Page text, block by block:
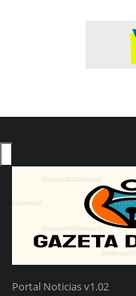
Portal Noticias v1.02